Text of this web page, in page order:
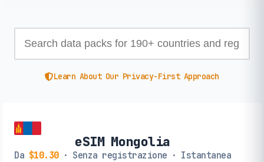
Learn About Our Privacy-First Approach
eSIM Mongolia
Da $10.30· Senza registrazione · Istantanea